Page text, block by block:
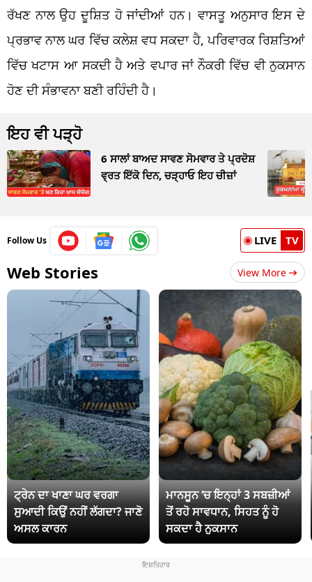
ਰੱਖਣ ਨਾਲ ਉਹ ਦੂਸ਼ਿਤ ਹੋ ਜਾਂਦੀਆਂ ਹਨ। ਵਾਸਤੂ ਅਨੁਸਾਰ ਇਸ ਦੇ
ਪ੍ਰਭਾਵ ਨਾਲ ਘਰ ਵਿੱਚ ਕਲੇਸ਼ ਵਧ ਸਕਦਾ ਹੈ, ਪਰਿਵਾਰਕ ਰਿਸ਼ਤਿਆਂ
ਵਿੱਚ ਖਟਾਸ ਆ ਸਕਦੀ ਹੈ ਅਤੇ ਵਪਾਰ ਜਾਂ ਨੌਕਰੀ ਵਿੱਚ ਵੀ ਨੁਕਸਾਨ
ਹੋਣ ਦੀ ਸੰਭਾਵਨਾ ਬਣੀ ਰਹਿੰਦੀ ਹੈ।
ਇਹ ਵੀ ਪੜ੍ਹੋ
6 ਸਾਲਾਂ ਬਾਅਦ ਸਾਵਣ ਸੋਮਵਾਰ ਤੇ ਪ੍ਰਦੋਸ਼
ਵ੍ਰਤ ਇੱਕੋ ਦਿਨ, ਚੜ੍ਹਾਓ ਇਹ ਚੀਜ਼ਾਂ
Follow Us LIVE TV
Web Stories View More
ਟ੍ਰੇਨ ਦਾ ਖਾਣਾ ਘਰ ਵਰਗਾ
ਸੁਆਦੀ ਕਿਉਂ ਨਹੀਂ ਲੱਗਦਾ? ਜਾਣੋ
ਅਸਲ ਕਾਰਨ
ਮਾਨਸੂਨ ‘ਚ ਇਨ੍ਹਾਂ 3 ਸਬਜ਼ੀਆਂ
ਤੋਂ ਰਹੋ ਸਾਵਧਾਨ, ਸਿਹਤ ਨੂੰ ਹੋ
ਸਕਦਾ ਹੈ ਨੁਕਸਾਨ